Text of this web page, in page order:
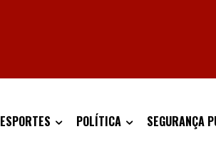
ESPORTES POLÍTICA SEGURANÇA